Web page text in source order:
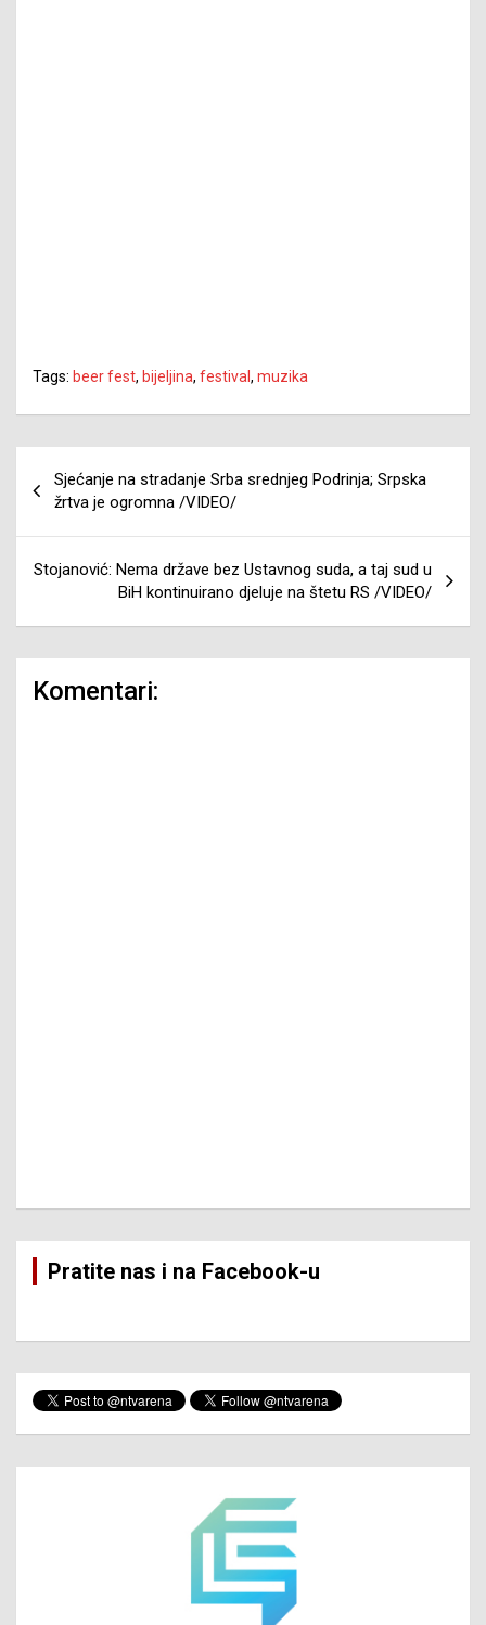
Tags: beer fest, bijeljina, festival , muzika
članaka
Sjećanje na stradanje Srba srednjeg Podrinja; Srpska
žrtva je ogromna /VIDEO/
Stojanović: Nema države bez Ustavnog suda, a taj sud u
BiH kontinuirano djeluje na štetu RS /VIDEO/
Komentari:
Pratite nas i na Facebook-u